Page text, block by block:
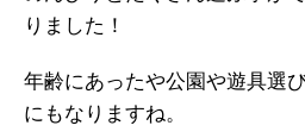
りました！
年齢にあったや公園や遊具選
にもなりますね。